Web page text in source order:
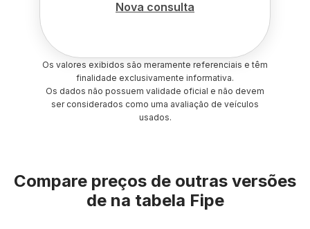
Nova consulta
Os valores exibidos são meramente referenciais e têm
finalidade exclusivamente informativa.
Os dados não possuem validade oficial e não devem
ser considerados como uma avaliação de veículos
usados.
Compare preços de outras versões
de na tabela Fipe